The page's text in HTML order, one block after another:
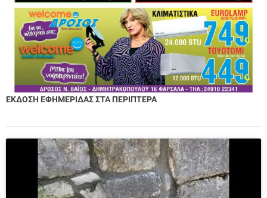
ΕΚΔΟΣΗ ΕΦΗΜΕΡΙΔΑΣ ΣΤΑ ΠΕΡΙΠΤΕΡΑ